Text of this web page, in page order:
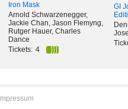
Iron Mask
Arnold Schwarzenegger,
Jackie Chan, Jason Flemyng,
Rutger Hauer, Charles
Dance
Tickets: 4
GI
Impressum